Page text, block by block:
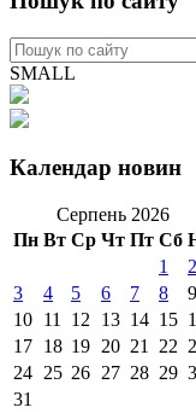
SMALL
Календар новин
Серпень 2026
Пн Вт Ср Чт Пт Сб
1
2
3
4 5 6 7 8
9
10 11 12 13 14 15
17 18 19 20 21 22
24 25 26 27 28 29
31